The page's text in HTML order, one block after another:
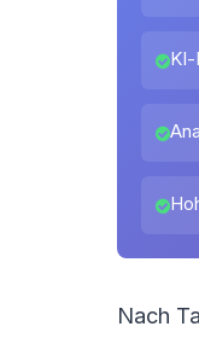
KI-
Nach